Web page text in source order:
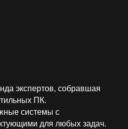
экспертов, собравшая
ПК.
системы с
для любых задач.